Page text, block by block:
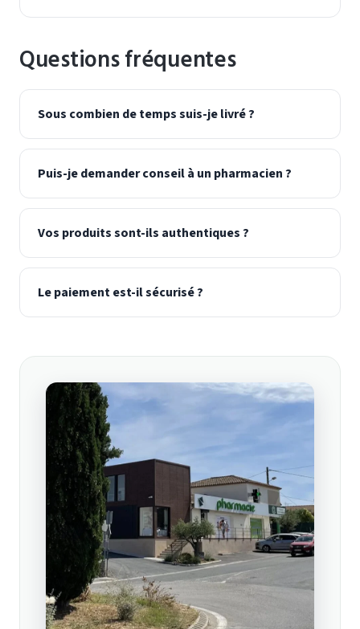
Questions fréquentes
Sous combien de temps suis-je livré ?
Puis-je demander conseil à un pharmacien ?
Vos produits sont-ils authentiques ?
Le paiement est-il sécurisé ?